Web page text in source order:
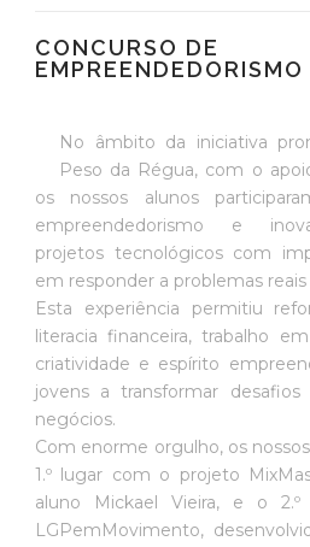
CONCURSO DE
No âmbito da iniciativa
Peso da Régua, com o
os nossos alunos
empreendedorismo e
projetos tecnológicos com
em responder a problemas reais
Esta experiência permitiu
literacia financeira, trabalho
criatividade e espírito
jovens a transformar
negócios.
Com enorme orgulho, os
1.º lugar com o projeto
aluno Mickael Vieira, e o
LGPemMovimento,